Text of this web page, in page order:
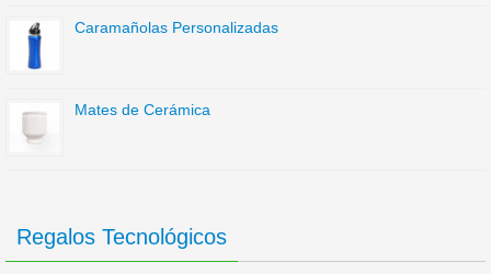
Caramañolas Personalizadas
Mates de Cerámica
Regalos Tecnológicos